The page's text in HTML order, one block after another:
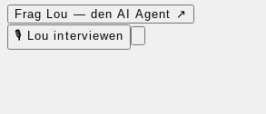
Frag Lou — den AI Agent ↗
🎙 Lou interviewen